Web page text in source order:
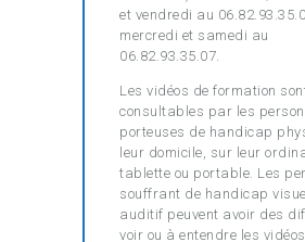
et vendredi au
mercredi et samedi au
06.82.93.35.07.
Les vidéos de formation
consultables par les
porteuses de handicap
leur domicile, sur leur
tablette ou portable. Les
souffrant de handicap
auditif peuvent avoir des
voir ou à entendre les